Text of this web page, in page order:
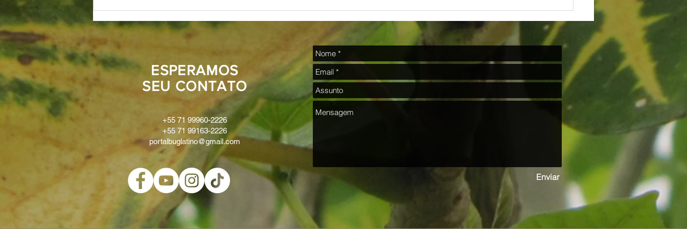
ESPERAMOS
SEU CONTATO
+55 71 99960-2226
+55 71 99163-2226
portalbuglatino@gmail.com
Enviar